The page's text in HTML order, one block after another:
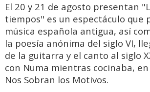
El 20 y 21 de agosto presentan
tiempos" es un espectáculo que
música española antigua, así
la poesía anónima del siglo VI,
de la guitarra y el canto al siglo
con Numa mientras cocinaba,
Nos Sobran los Motivos.